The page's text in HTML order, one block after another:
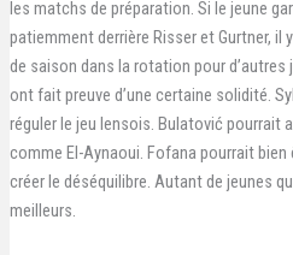
les matchs de préparation. Si le jeune
patiemment derrière Risser et Gurtner, il
de saison dans la rotation pour
ont fait preuve d’une certaine solidité.
réguler le jeu lensois. Bulatović pourrait
comme El-Aynaoui. Fofana pourrait
créer le déséquilibre. Autant de jeunes
meilleurs.